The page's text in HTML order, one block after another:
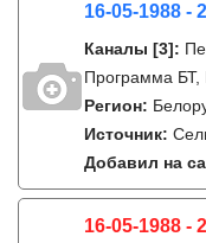
16-05-1988 -
Каналы [3]:
Программа
Регион:
Источник:
Добавил на
16-05-1988 -